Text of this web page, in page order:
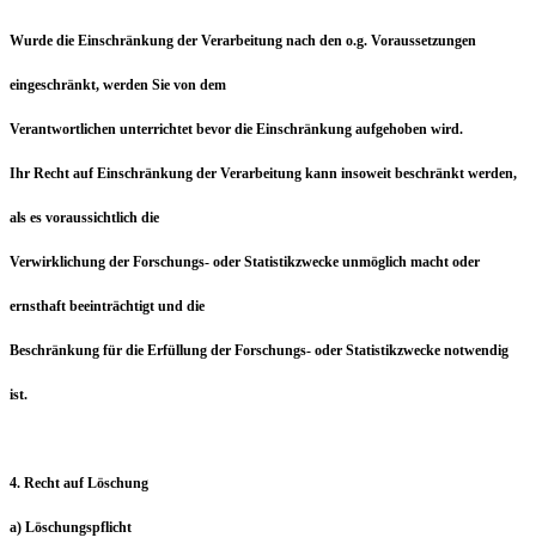
Wurde die Einschränkung der Verarbeitung nach den o.g. Voraussetzungen
eingeschränkt, werden Sie von dem
Verantwortlichen unterrichtet bevor die Einschränkung aufgehoben wird.
Ihr Recht auf Einschränkung der Verarbeitung kann insoweit beschränkt werden,
als es voraussichtlich die
Verwirklichung der Forschungs- oder Statistikzwecke unmöglich macht oder
ernsthaft beeinträchtigt und die
Beschränkung für die Erfüllung der Forschungs- oder Statistikzwecke notwendig
ist.
4. Recht auf Löschung
a) Löschungspflicht